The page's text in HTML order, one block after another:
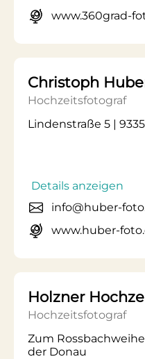
www.360grad-
Christoph
Hochzeitsfotograf
Lindenstraße 5 |
Details anzeigen
info@huber-
www.huber-
Holzner
Hochzeitsfotograf
Zum
der Donau